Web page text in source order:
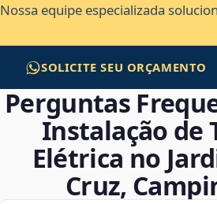
Nossa equipe especializada
SOLICITE SEU ORÇAMENTO
Perguntas
Instalação de
Elétrica no
Cruz,